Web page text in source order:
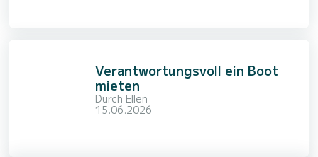
Verantwortungsvoll ein Boot
mieten
Durch Ellen
15.06.2026